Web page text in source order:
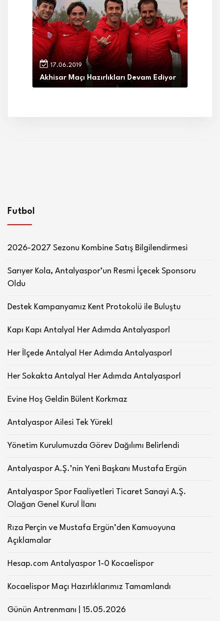
17.06.2019
Akhisar Maçı Hazırlıkları Devam Ediyor
Futbol
2026-2027 Sezonu Kombine Satış Bilgilendirmesi
Sarıyer Kola, Antalyaspor’un Resmi İçecek Sponsoru
Oldu
Destek Kampanyamız Kent Protokolü ile Buluştu
Kapı Kapı Antalya! Her Adımda Antalyaspor!
Her İlçede Antalya! Her Adımda Antalyaspor!
Her Sokakta Antalya! Her Adımda Antalyaspor!
Evine Hoş Geldin Bülent Korkmaz
Antalyaspor Ailesi Tek Yürek!
Yönetim Kurulumuzda Görev Dağılımı Belirlendi
Antalyaspor A.Ş.’nin Yeni Başkanı Mustafa Ergün
Antalyaspor Spor Faaliyetleri Ticaret Sanayi A.Ş.
Olağan Genel Kurul İlanı
Rıza Perçin ve Mustafa Ergün’den Kamuoyuna
Açıklamalar
Hesap.com Antalyaspor 1-0 Kocaelispor
Kocaelispor Maçı Hazırlıklarımız Tamamlandı
Günün Antrenmanı | 15.05.2026